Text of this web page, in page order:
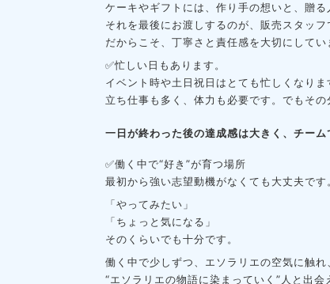
ケーキやギフトには、 作り手の想いと、贈る
それを最後にお渡しするのが、販売スタッフ
だからこそ、 丁寧さと責任感を大切にしてい
✅忙しい日もあります。
イベント時や土日祝日はとても忙しくなりま
立ち仕事も多く、体力も必要です。 でもその
一日が終わった後の達成感は大きく、 チーム
✅働く中で“好き”が育つ場所
最初から強い志望動機がなくても大丈夫です
「やってみたい」
「ちょっと気になる」
そのくらいでも十分です。
働く中で少しずつ、 エソラリエの空気に触れ
“エソラリエの物語に染まっていく”人と出会